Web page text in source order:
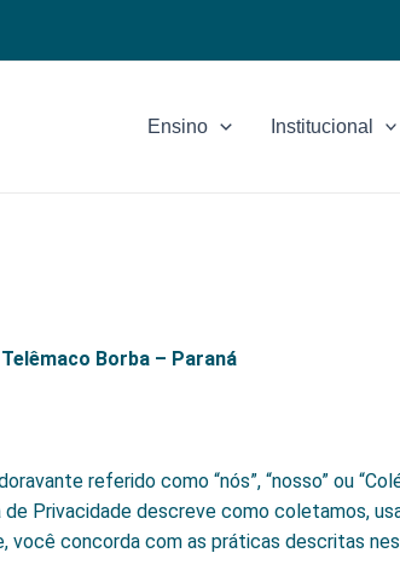
Ensino Institucional
Borba – Paraná
referido como “nós”, “nosso” ou
Privacidade descreve como coletamos,
você concorda com as práticas descritas